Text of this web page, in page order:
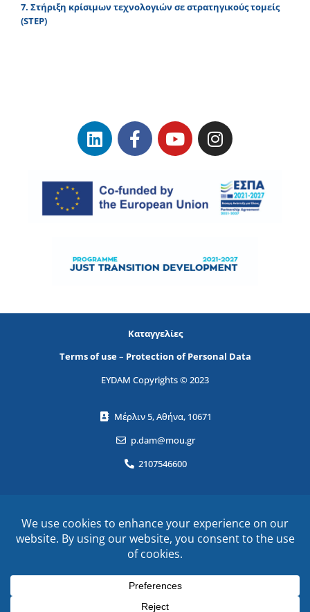
7. Στήριξη κρίσιμων τεχνολογιών σε στρατηγικούς τομείς
(STEP)
Καταγγελίες
Terms of use– Protection of Personal Data
EYDAM Copyrights © 2023
Μέρλιν 5, Αθήνα, 10671
p.dam@mou.gr
2107546600
όρους χρήσης